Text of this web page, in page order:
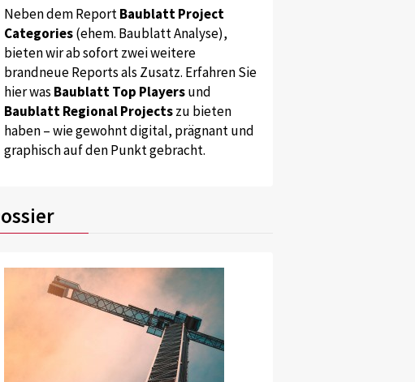
Neben dem ReportBaublatt Project
Categories(ehem. Baublatt Analyse),
bieten wir ab sofort zwei weitere
brandneue Reports als Zusatz. Erfahren Sie
hier was Baublatt Top Playersund
Baublatt Regional Projectszu bieten
haben – wie gewohnt digital, prägnant und
graphisch auf den Punkt gebracht.